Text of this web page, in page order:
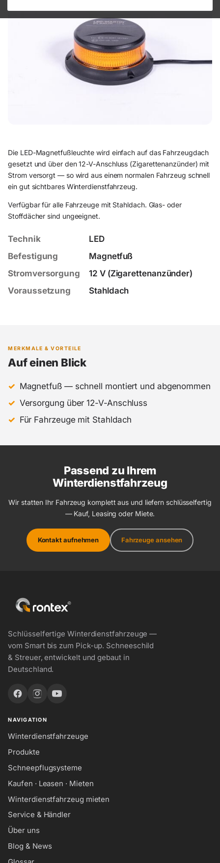
Die LED-Magnetfußleuchte wird einfach auf das Fahrzeugdach
gesetzt und über den 12-V-Anschluss (Zigarettenanzünder) mit
Strom versorgt — so wird aus einem normalen Fahrzeug schnell
ein gut sichtbares Winterdienstfahrzeug.
Verfügbar für alle Fahrzeuge mit Stahldach. Glas- oder
Stoffdächer sind ungeeignet.
Technik
LED
Befestigung
Magnetfuß
Stromversorgung
12 V (Zigarettenanzünder)
Voraussetzung
Stahldach
MERKMALE & VORTEILE
Auf einen Blick
Magnetfuß — schnell montiert und abgenommen
Versorgung über 12-V-Anschluss
Für Fahrzeuge mit Stahldach
Passend zu Ihrem
Winterdienstfahrzeug
Wir statten Ihr Fahrzeug komplett aus und liefern schlüsselfertig
— Kauf, Leasing oder Miete.
Kontakt aufnehmen Fahrzeuge ansehen
Schlüsselfertige Winterdienstfahrzeuge —
vom Smart bis zum Pick-up. Schneeschild
& Streuer, entwickelt und gebaut in
Deutschland.
NAVIGATION
Winterdienstfahrzeuge
Produkte
Schneepflugsysteme
Kaufen · Leasen · Mieten
Winterdienstfahrzeug mieten
Service & Händler
Über uns
Blog & News